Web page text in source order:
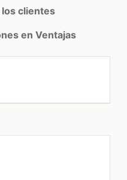
los clientes
en Ventajas